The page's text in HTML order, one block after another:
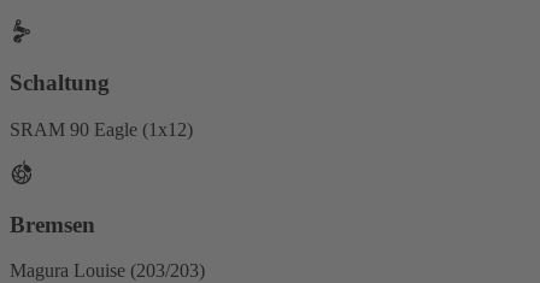
Schaltung
SRAM 90 Eagle (1x12)
Bremsen
Magura Louise (203/203)